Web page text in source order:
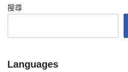
搜尋
Languages